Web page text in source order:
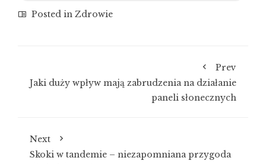
Posted in Zdrowie
Prev
Jaki duży wpływ mają zabrudzenia na działanie
paneli słonecznych
Next
Skoki w tandemie – niezapomniana przygoda